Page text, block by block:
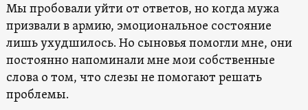
Мы пробовали уйти от ответов, но когда мужа
призвали в армию, эмоциональное состояние
лишь ухудшилось. Но сыновья помогли мне, они
постоянно напоминали мне мои собственные
слова о том, что слезы не помогают решать
проблемы.